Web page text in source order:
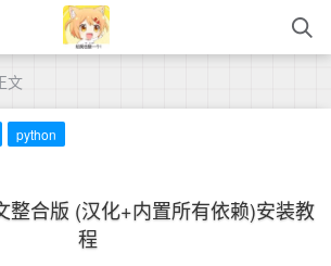
文
python
整合版 (汉化+内置所有依赖)安装教
程